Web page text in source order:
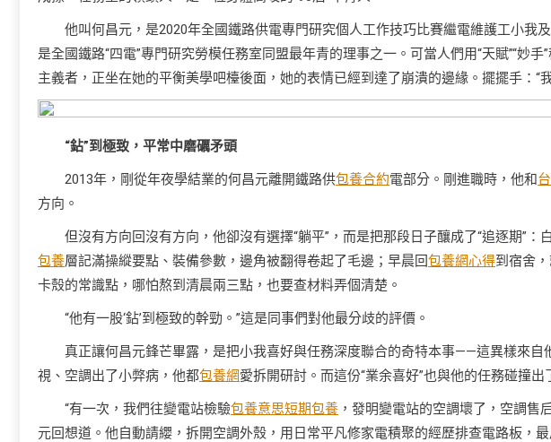
他叫何昌元，是2020年全國鐵路供電專門研究個人工作技巧比賽繼電維護工小我
是全國鐵路“四電”專門研究勞模任務室同盟最年青的理事之一。可當人們用“天賦”“妙
主義者，正坐在她的平衡美學吧檯後面，她的表情已經到達了崩潰的邊緣。擺擺手：“
“鉆”到極致，平常中磨礪矛頭
2013年，剛從年夜學結業的何昌元離開鐵路供包養合約電部分。剛進職時，他和
方向。
但沒有方向回沒有方向，他卻沒有選擇“躺平”，而是把那段日子釀成了“追逐期”
包養層記滿操縱要點、裝備參數，邊角被翻得卷起了毛邊；早晨回包養網心得到宿舍
卡殼的常識點，哪怕熬到清晨兩三點，也要查材料弄個清楚。
“他有一股‘鉆’到極致的幹勁。”這是同事們對他最分歧的評價。
真正讓何昌元鋒芒畢露，是把小我喜好與任務深度聯合的奇特本事——這異樣來自
視、空調出了小弊病，他都包養網愛拆開研討。而這份“業余喜好”也與他的任務碰撞出
“有一次，我們往變電站檢驗包養意思短期包養 ，發明變電站的空調壞了，空調售
元回想道。他自動請纓，拆開空調外殼，用日常平凡修家電積聚的經歷排查電路板，